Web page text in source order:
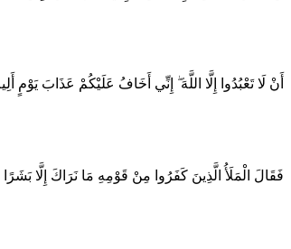
أَنْ لَا تَعْبُدُوا إِلَّا اللَّهَ ۖ إِنِّي أَخَافُ عَلَيْكُمْ عَذَابَ يَوْمٍ
فَقَالَ الْمَلَأُ الَّذِينَ كَفَرُوا مِنْ قَوْمِهِ مَا نَرَاكَ إِلَّا